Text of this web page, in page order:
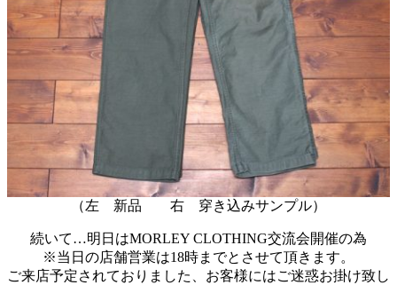
（左 新品 右 穿き込みサンプル）
続いて…明日はMORLEY CLOTHING交流会開催の為
※当日の店舗営業は18時までとさせて頂きます。
ご来店予定されておりました、お客様にはご迷惑お掛け致し